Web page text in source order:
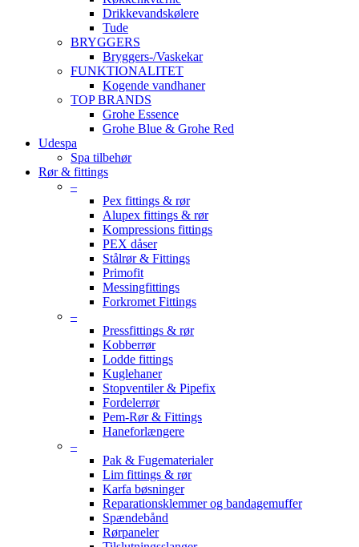
Drikkevandskølere
Tude
BRYGGERS
Bryggers-/Vaskekar
FUNKTIONALITET
Kogende vandhaner
TOP BRANDS
Grohe Essence
Grohe Blue & Grohe Red
Udespa
Spa tilbehør
Rør & fittings
–
Pex fittings & rør
Alupex fittings & rør
Kompressions fittings
PEX dåser
Stålrør & Fittings
Primofit
Messingfittings
Forkromet Fittings
–
Pressfittings & rør
Kobberrør
Lodde fittings
Kuglehaner
Stopventiler & Pipefix
Fordelerrør
Pem-Rør & Fittings
Haneforlængere
–
Pak & Fugematerialer
Lim fittings & rør
Karfa bøsninger
Reparationsklemmer og bandagemuffer
Spændebånd
Rørpaneler